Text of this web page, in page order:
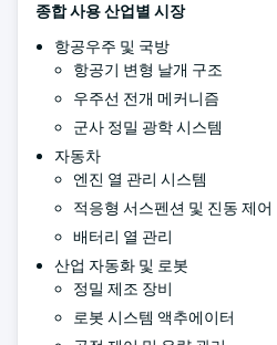
종합 사용 산업별 시장
항공우주 및 국방
항공기 변형 날개 구조
우주선 전개 메커니즘
군사 정밀 광학 시스템
자동차
엔진 열 관리 시스템
적응형 서스펜션 및 진동 제어
배터리 열 관리
산업 자동화 및 로봇
정밀 제조 장비
로봇 시스템 액추에이터